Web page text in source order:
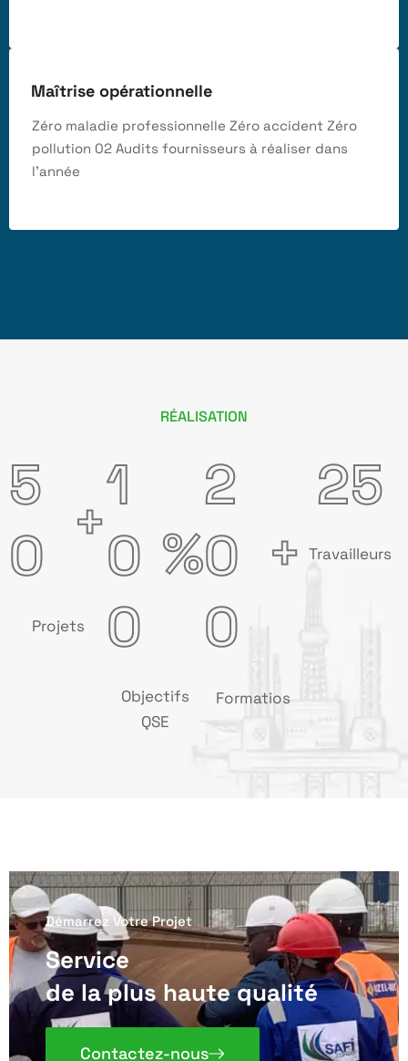
Maîtrise opérationnelle
Zéro maladie professionnelle Zéro accident Zéro
pollution 02 Audits fournisseurs à réaliser dans
l’année
RÉALISATION
5
0 +
Projets
1
0
0
%
Objectifs
QSE
2
0
0
+
Formatios
25
Travailleurs
Démarrez Votre Projet
Service
de la plus haute qualité
Contactez-nous